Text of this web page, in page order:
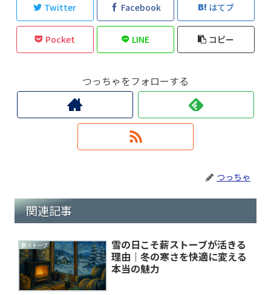
Twitter Facebook はてブ
Pocket LINE コピー
つっちゃをフォローする
つっちゃ
関連記事
薪ストーブ
雪の日こそ薪ストーブが活きる
理由｜冬の寒さを快適に変える
本当の魅力